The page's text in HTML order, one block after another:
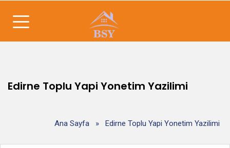
Edirne Toplu Yapi Yonetim Yazilimi
Ana Sayfa » Edirne Toplu Yapi Yonetim Yazilimi